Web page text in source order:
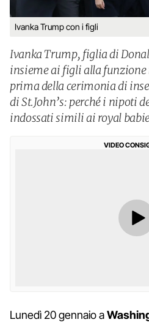
Ivanka Trump con i figli
Ivanka Trump, figlia di
insieme ai figli alla funzione
prima della cerimonia di
di St.John’s: perché i nipoti
indossati simili ai royal
VIDEO
Lunedì 20 gennaio a